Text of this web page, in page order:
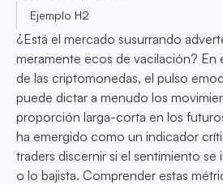
Ejemplo H2
¿Está el mercado susurrando
meramente ecos de vacilación? En
de las criptomonedas, el pulso
puede dictar a menudo los
proporción larga-corta en los
ha emergido como un indicador
traders discernir si el sentimiento se
o lo bajista. Comprender estas